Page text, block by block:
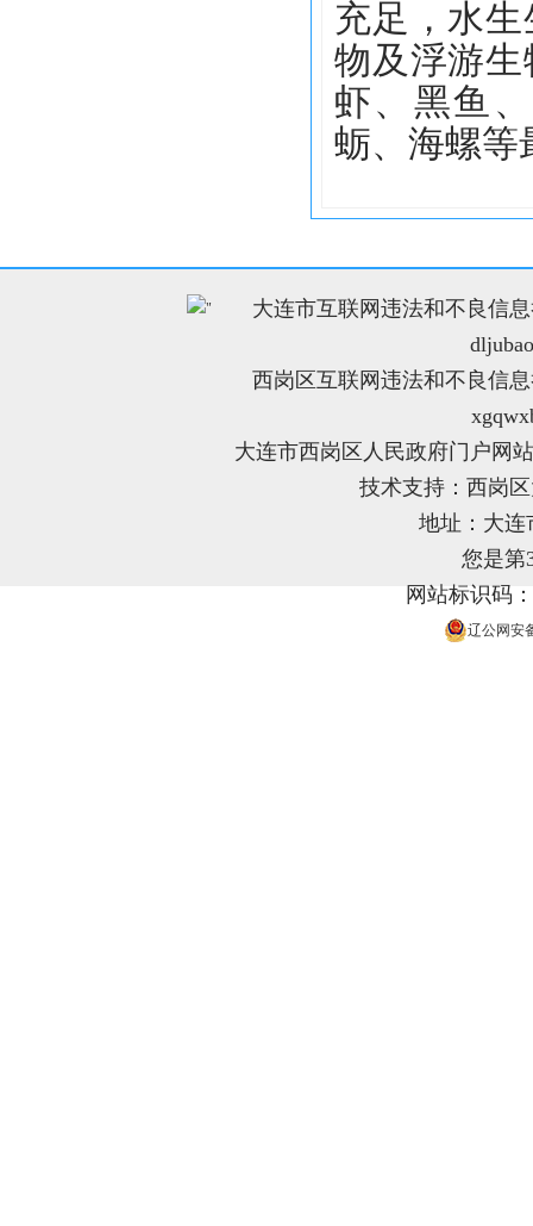
充足，水
物及浮游
虾、黑鱼
蛎、海螺等
"
大连市互联网违法和不良信
西岗区互联网违法和不良信
大连市西岗区人民政府门户网
技术支持：西岗
地址：大连
您是第
网站标识码
辽公网安